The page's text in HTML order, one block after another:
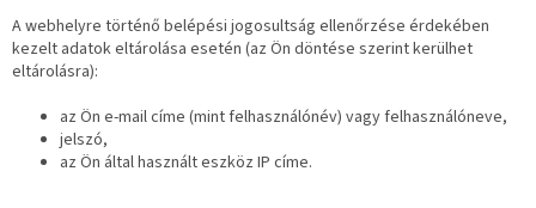
A webhelyre történő belépési jogosultság ellenőrzése érdekében
kezelt adatok eltárolása esetén (az Ön döntése szerint kerülhet
eltárolásra):
az Ön e-mail címe (mint felhasználónév) vagy felhasználóneve,
jelszó,
az Ön által használt eszköz IP címe.